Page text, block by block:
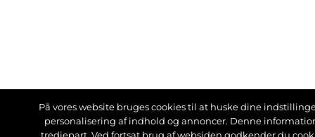
På vores website bruges cookies til at huske dine
personalisering af indhold og annoncer. Denne